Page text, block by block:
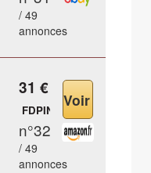
/ 49
annonces
31 €
FDPIN
n°32
/ 49
annonces